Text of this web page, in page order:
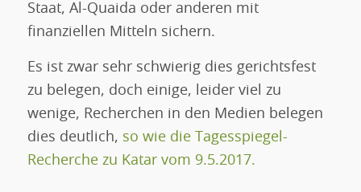
Staat, Al-Quaida oder anderen mit
finanziellen Mitteln sichern.
Es ist zwar sehr schwierig dies gerichtsfest
zu belegen, doch einige, leider viel zu
wenige, Recherchen in den Medien belegen
dies deutlich, so wie die Tagesspiegel-
Recherche zu Katar vom 9.5.2017.